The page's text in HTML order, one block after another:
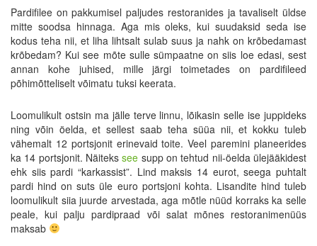
Pardifilee on pakkumisel paljudes restoranides ja tavaliselt üldse
mitte soodsa hinnaga. Aga mis oleks, kui suudaksid seda ise
kodus teha nii, et liha lihtsalt sulab suus ja nahk on krõbedamast
krõbedam? Kui see mõte sulle sümpaatne on siis loe edasi, sest
annan kohe juhised, mille järgi toimetades on pardifileed
põhimõtteliselt võimatu tuksi keerata.
Loomulikult ostsin ma jälle terve linnu, lõikasin selle ise juppideks
ning võin öelda, et sellest saab teha süüa nii, et kokku tuleb
vähemalt 12 portsjonit erinevaid toite. Veel paremini planeerides
ka 14 portsjonit. Näitekssee supp on tehtud nii-öelda ülejääkidest
ehk siis pardi “karkassist”. Lind maksis 14 eurot, seega puhtalt
pardi hind on suts üle euro portsjoni kohta. Lisandite hind tuleb
loomulikult siia juurde arvestada, aga mõtle nüüd korraks ka selle
peale, kui palju pardipraad või salat mõnes restoranimenüüs
maksab